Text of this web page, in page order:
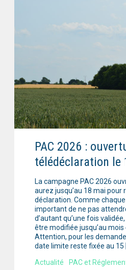
PAC 2026 :
télédéclaration le
La campagne PAC 2026
aurez jusqu’au 18 mai pour
déclaration. Comme
important de ne pas
d’autant qu’une fois
être modifiée jusqu’au mois
Attention, pour les
date limite reste fixée au 15
Actualité
PAC et